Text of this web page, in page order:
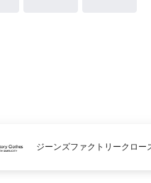
ジーンズファクトリークロー